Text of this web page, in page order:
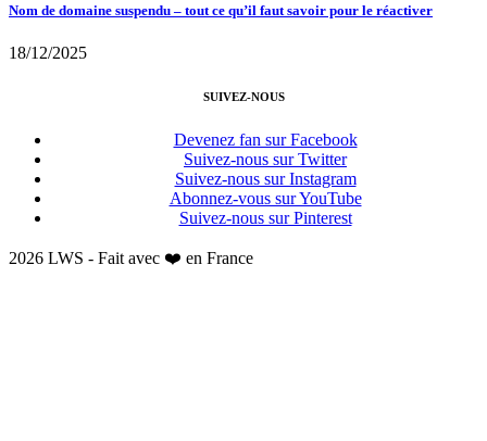
Nom de domaine suspendu – tout ce qu’il faut savoir pour le réactiver
18/12/2025
SUIVEZ-NOUS
Devenez fan sur Facebook
Suivez-nous sur Twitter
Suivez-nous sur Instagram
Abonnez-vous sur YouTube
Suivez-nous sur Pinterest
2026 LWS - Fait avec ❤️ en France